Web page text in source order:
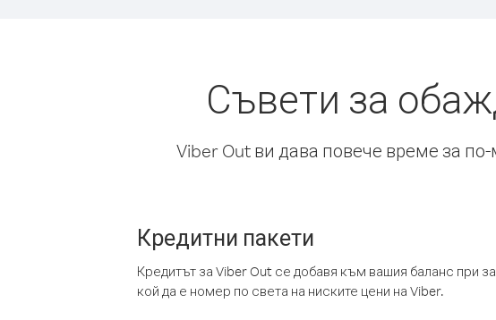
Съвети за
Viber Out ви дава повече време за
Кредитни пакети
Кредитът за Viber Out се добавя към вашия баланс при
кой да е номер по света на ниските цени на Viber.